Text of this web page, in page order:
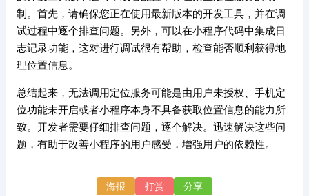
制。首先，请确保您正在使用最新版本的开发工具，并在调
试过程中逐个排查问题。另外，可以在小程序代码中集成日
志记录功能，这对进行调试很有帮助，检查能否顺利获得地
理位置信息。
总结起来，无法调用定位服务可能是由用户未授权、手机定
位功能未开启或者小程序本身不具备获取位置信息的能力所
致。开发者需要仔细排查问题，逐个解决。迅速解决这些问
题，有助于改善小程序的用户感受，增强用户的依赖性。
海报 打赏 分享